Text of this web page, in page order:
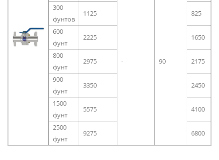
- 90
300
фунтов
1125 825
600
фунт
2225 1650
800
фунт
2975 2175
900
фунт
3350 2450
1500
фунт
5575 4100
2500
фунт
9275 6800